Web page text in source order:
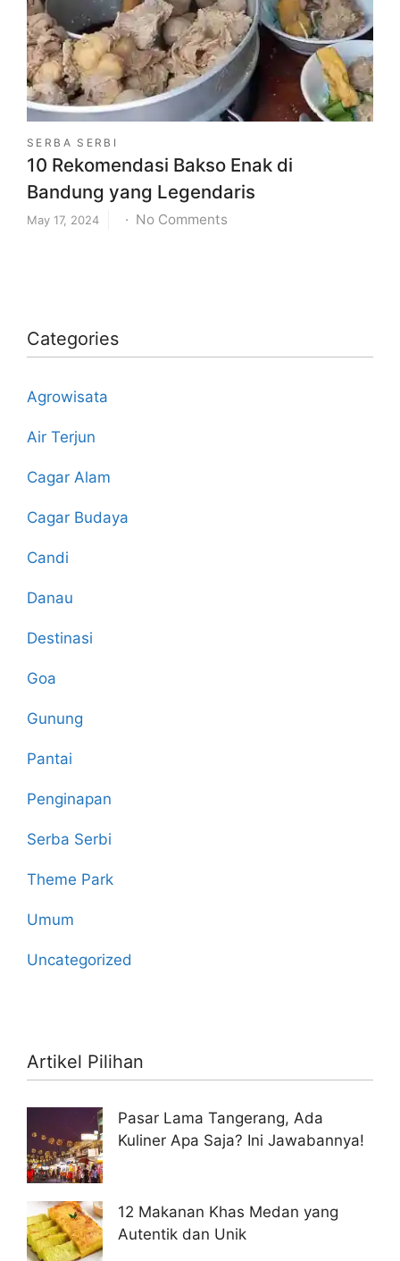
untuk
Liburan
Keluarga
SERBA SERBI
10 Rekomendasi Bakso Enak di
Bandung yang Legendaris
May 17, 2024 No Comments
Bandung
Categories
Agrowisata
Air Terjun
Cagar Alam
Cagar Budaya
Candi
Danau
Destinasi
Goa
Gunung
Pantai
Penginapan
Serba Serbi
Theme Park
Umum
Uncategorized
Artikel Pilihan
Pasar Lama Tangerang, Ada
Kuliner Apa Saja? Ini Jawabannya!
12 Makanan Khas Medan yang
Autentik dan Unik